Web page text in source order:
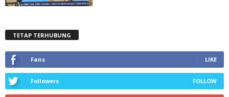
TETAP TERHUBUNG
Fans LIKE
Followers FOLLOW